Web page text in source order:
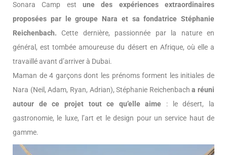
Sonara Camp est une des expériences extraordinaires
proposées par le groupe Nara et sa fondatrice Stéphanie
Reichenbach. Cette dernière, passionnée par la nature en
général, est tombée amoureuse du désert en Afrique, où elle a
travaillé avant d’arriver à Dubai.
Maman de 4 garçons dont les prénoms forment les initiales de
Nara (Neil, Adam, Ryan, Adrian), Stéphanie Reichenbacha réuni
autour de ce projet tout ce qu’elle aime : le désert, la
gastronomie, le luxe, l’art et le design pour un service haut de
gamme.